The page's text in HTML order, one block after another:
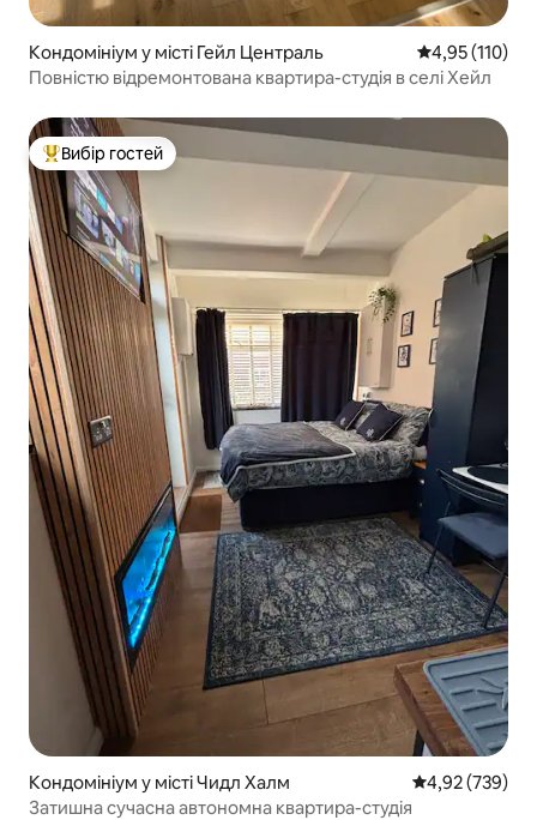
Кондомініум у місті Гейл Централь Середня
4,95 (110)
Повністю відремонтована квартира-студія в селі Хейл
Топ вибір гостей
Вибір гостей
Кондомініум у місті Чидл Халм Середня
4,92 (739)
Затишна сучасна автономна квартира-студія